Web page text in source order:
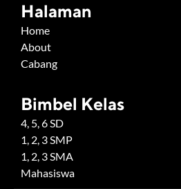
Halaman
Home
About
Cabang
Bimbel Kelas
4, 5, 6 SD
1, 2, 3 SMP
1, 2, 3 SMA
Mahasiswa